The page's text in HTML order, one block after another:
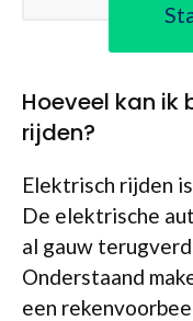
Hoeveel kan ik
rijden?
Elektrisch rijden
De elektrische
al gauw
Onderstaand
een